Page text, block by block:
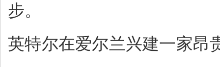
步。
英特尔在爱尔兰兴建一家昂